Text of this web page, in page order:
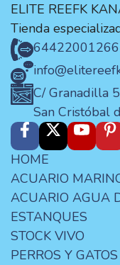
ELITE REEFK
Tienda
644220012
C/ Granadilla
San Cristóbal
HOME
ACUARIO
ACUARIO AGUA
ESTANQUES
STOCK VIVO
PERROS Y GATOS